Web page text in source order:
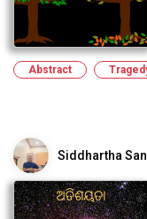
Abstract
Siddhartha